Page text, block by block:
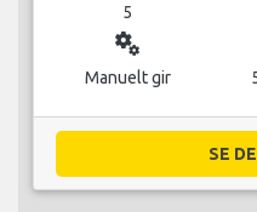
5
miscellaneous_services
Manuelt gir
SE